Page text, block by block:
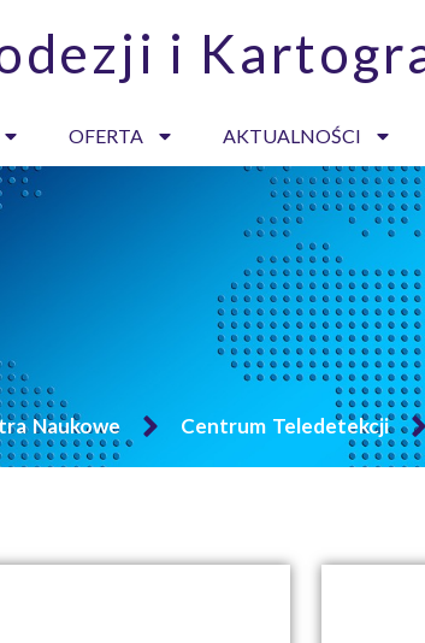
i
OFERTA AKTUALNOŚCI
Naukowe Centrum Teledetekcji